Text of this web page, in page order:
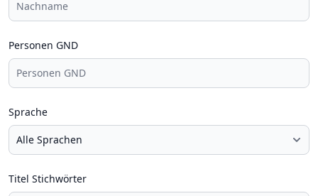
Personen GND
Sprache
Titel Stichwörter